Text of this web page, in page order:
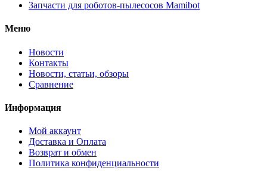
Запчасти для роботов-пылесосов Mamibot
Меню
Новости
Контакты
Новости, статьи, обзоры
Сравнение
Информация
Мой аккаунт
Доставка и Оплата
Возврат и обмен
Политика конфиденциальности